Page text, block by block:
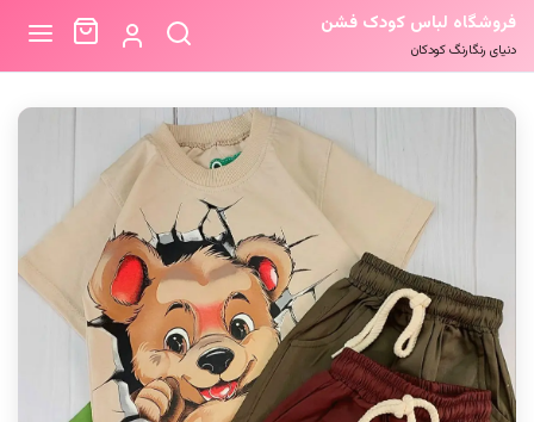
فروشگاه لباس کودک فشن
دنیای رنگارنگ کودکان